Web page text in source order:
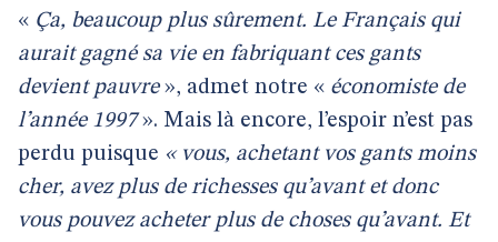
« Ça, beaucoup plus sûrement. Le Français qui
aurait gagné sa vie en fabriquant ces gants
devient pauvre», admet notre « économiste de
l’année 1997». Mais là encore, l’espoir n’est pas
perdu puisque « vous, achetant vos gants moins
cher, avez plus de richesses qu’avant et donc
vous pouvez acheter plus de choses qu’avant. Et